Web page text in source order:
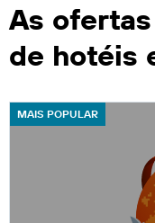
As
de hotéis
MAIS POPULAR